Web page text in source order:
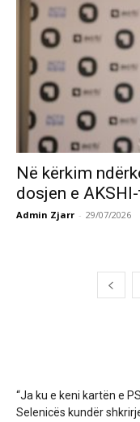
Në kërkim
dosjen e
Admin Zjarr - 29/07/2026
“Ja ku e keni kartën e
Selenicës kundër